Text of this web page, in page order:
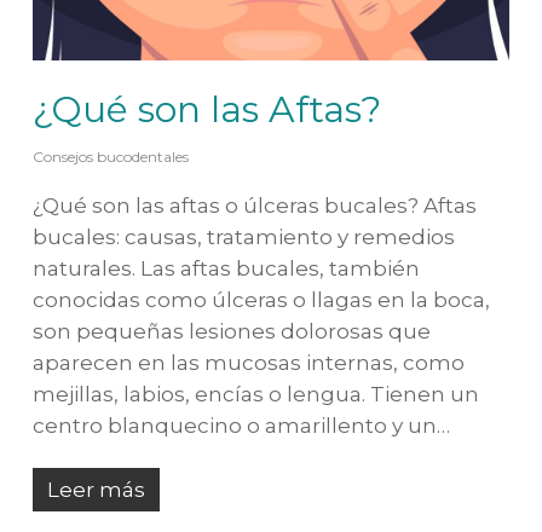
¿Qué son las Aftas?
Consejos bucodentales
¿Qué son las aftas o úlceras bucales? Aftas
bucales: causas, tratamiento y remedios
naturales. Las aftas bucales, también
conocidas como úlceras o llagas en la boca,
son pequeñas lesiones dolorosas que
aparecen en las mucosas internas, como
mejillas, labios, encías o lengua. Tienen un
centro blanquecino o amarillento y un…
Leer más